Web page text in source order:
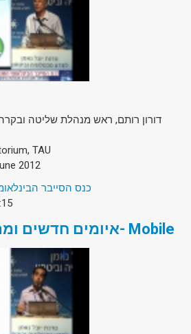
דורון רותם, ראש מנהלת שליטה
TAU
2012
כנס הסייבר
איומים חדשים ומתחדשים בעולם ה- Mobile